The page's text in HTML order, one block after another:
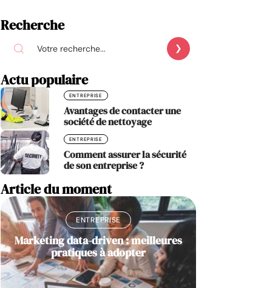
Recherche
Actu populaire
ENTREPRISE
Avantages de contacter une
société de nettoyage
ENTREPRISE
Comment assurer la sécurité
de son entreprise ?
Article du moment
ENTREPRISE
Marketing data-driven : meilleures
pratiques à adopter